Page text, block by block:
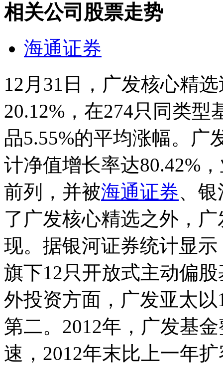
相关公司股票走势
海通证券
12月31日，广发核心精
20.12%，在274只同类
品5.55%的平均涨幅。广
计净值增长率达80.42%
前列，并被海通证券、
了广发核心精选之外，
现。据银河证券统计显
旗下12只开放式主动偏
外投资方面，广发亚太
第二。2012年，广发基
速，2012年末比上一年